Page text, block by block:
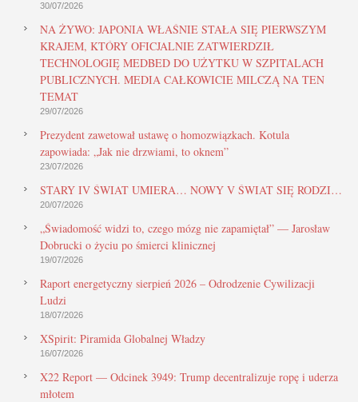
30/07/2026
NA ŻYWO: JAPONIA WŁAŚNIE STAŁA SIĘ PIERWSZYM
KRAJEM, KTÓRY OFICJALNIE ZATWIERDZIŁ
TECHNOLOGIĘ MEDBED DO UŻYTKU W SZPITALACH
PUBLICZNYCH. MEDIA CAŁKOWICIE MILCZĄ NA TEN
TEMAT
29/07/2026
Prezydent zawetował ustawę o homozwiązkach. Kotula
zapowiada: „Jak nie drzwiami, to oknem”
23/07/2026
STARY IV ŚWIAT UMIERA… NOWY V ŚWIAT SIĘ RODZI…
20/07/2026
„Świadomość widzi to, czego mózg nie zapamiętał” — Jarosław
Dobrucki o życiu po śmierci klinicznej
19/07/2026
Raport energetyczny sierpień 2026 – Odrodzenie Cywilizacji
Ludzi
18/07/2026
XSpirit: Piramida Globalnej Władzy
16/07/2026
X22 Report — Odcinek 3949: Trump decentralizuje ropę i uderza
młotem